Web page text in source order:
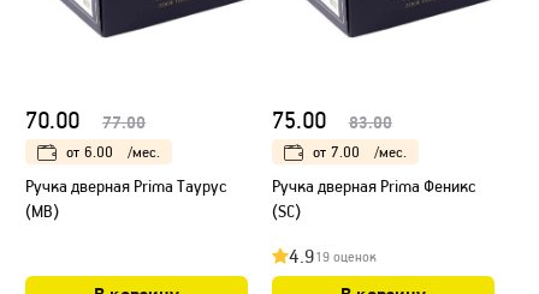
70.00 77.00
от 6.00 /мес.
Ручка дверная Prima Таурус
(МB)
75.00 83.00
от 7.00 /мес.
Ручка дверная Prima Феникс
(SC)
4.919 оценок